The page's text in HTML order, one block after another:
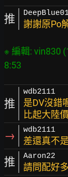
推 謝謝原Po
※ 編輯: vin830
推
wdb2111
是DV沒錯
比起大陸價
→ wdb2111
差還真不
推 Aaron22
請問配好